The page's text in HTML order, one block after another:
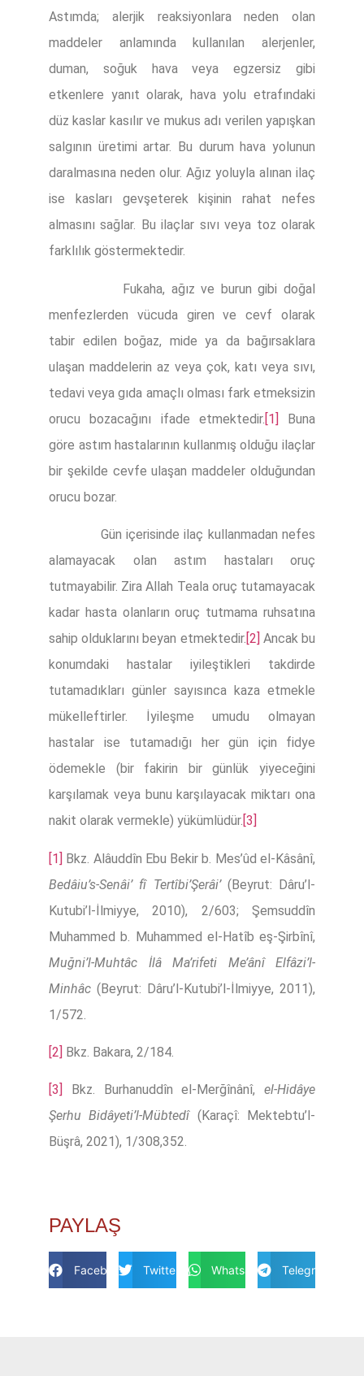
Astımda; alerjik reaksiyonlara neden olan
maddeler anlamında kullanılan alerjenler,
duman, soğuk hava veya egzersiz gibi
etkenlere yanıt olarak, hava yolu etrafındaki
düz kaslar kasılır ve mukus adı verilen yapışkan
salgının üretimi artar. Bu durum hava yolunun
daralmasına neden olur. Ağız yoluyla alınan ilaç
ise kasları gevşeterek kişinin rahat nefes
almasını sağlar. Bu ilaçlar sıvı veya toz olarak
farklılık göstermektedir.
Fukaha, ağız ve burun gibi doğal
menfezlerden vücuda giren ve cevf olarak
tabir edilen boğaz, mide ya da bağırsaklara
ulaşan maddelerin az veya çok, katı veya sıvı,
tedavi veya gıda amaçlı olması fark etmeksizin
orucu bozacağını ifade etmektedir. [1] Buna
göre astım hastalarının kullanmış olduğu ilaçlar
bir şekilde cevfe ulaşan maddeler olduğundan
orucu bozar.
Gün içerisinde ilaç kullanmadan nefes
alamayacak olan astım hastaları oruç
tutmayabilir. Zira Allah Teala oruç tutamayacak
kadar hasta olanların oruç tutmama ruhsatına
sahip olduklarını beyan etmektedir.[2] Ancak bu
konumdaki hastalar iyileştikleri takdirde
tutamadıkları günler sayısınca kaza etmekle
mükelleftirler. İyileşme umudu olmayan
hastalar ise tutamadığı her gün için fidye
ödemekle (bir fakirin bir günlük yiyeceğini
karşılamak veya bunu karşılayacak miktarı ona
nakit olarak vermekle) yükümlüdür.[3]
[1] Bkz. Alâuddîn Ebu Bekir b. Mes’ûd el-Kâsânî,
Bedâiu’s-Senâi’ fî Tertîbi’Şerâi’(Beyrut: Dâru’l-
Kutubi’l-İlmiyye, 2010), 2/603; Şemsuddîn
Muhammed b. Muhammed el-Hatîb eş-Şirbînî,
Muğni’l-Muhtâc İlâ Ma’rifeti Me’ânî Elfâzi’l-
Minhâc (Beyrut: Dâru’l-Kutubi’l-İlmiyye, 2011),
1/572.
[2] Bkz. Bakara, 2/184.
[3] Bkz. Burhanuddîn el-Merğînânî, el-Hidâye
Şerhu Bidâyeti’l-Mübtedî(Karaçî: Mektebtu’l-
Büşrâ, 2021), 1/308,352.
PAYLAŞ
Facebook Twitter Whatsapp Telegram